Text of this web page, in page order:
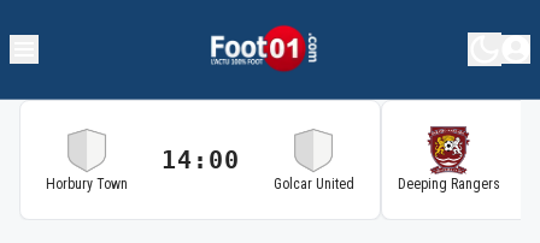
Horbury Town
14:00
Golcar United Deeping Rangers